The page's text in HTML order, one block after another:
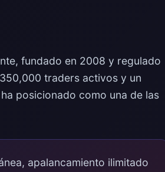
fundado en 2008 y regulado
traders activos y un
posicionado como una de las
apalancamiento ilimitado